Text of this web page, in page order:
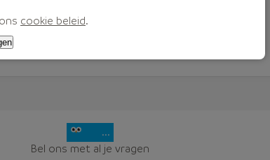
...
Bel ons met al je vragen
cookie beleid.